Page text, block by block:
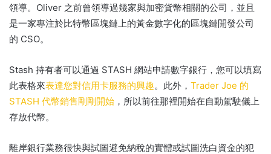
領導。 Oliver 之前曾領導過幾家與加密貨幣相關的公司，並且
是一家專注於比特幣區塊鏈上的黃金數字化的區塊鏈開發公司
的 CSO。
Stash 持有者可以通過 STASH 網站申請數字銀行，您可以填寫
此表格來表達您對信用卡服務的興趣。 此外， Trader Joe 的
STASH 代幣銷售剛剛開始 ，所以前往那裡開始在自動駕駛儀上
存放代幣。
離岸銀行業務很快與試圖避免納稅的實體或試圖洗白資金的犯